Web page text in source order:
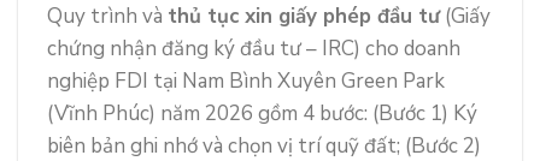
Quy trình và thủ tục xin giấy phép đầu tư(Giấy
chứng nhận đăng ký đầu tư – IRC) cho doanh
nghiệp FDI tại Nam Bình Xuyên Green Park
(Vĩnh Phúc) năm 2026 gồm 4 bước: (Bước 1) Ký
biên bản ghi nhớ và chọn vị trí quỹ đất; (Bước 2)